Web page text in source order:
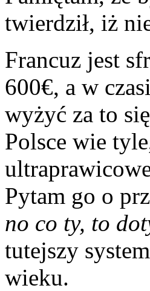
twierdził, iż
Francuz jest
600€, a w
wyżyć za to
Polsce wie
Pytam go o
no co ty, to
tutejszy
wieku.